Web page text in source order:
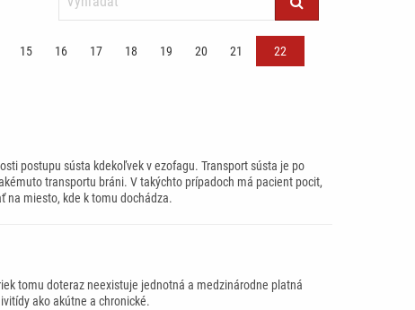
15 16 17 18 19 20 21
22
postupu sústa kdekoľvek v ezofagu. Transport sústa je po
transportu bráni. V takýchto prípadoch má pacient pocit,
na miesto, kde k tomu dochádza.
tomu doteraz neexistuje jednotná a medzinárodne platná
ako akútne a chronické.